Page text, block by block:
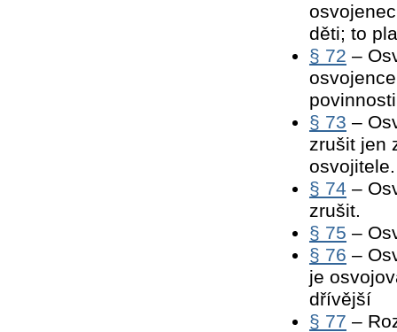
děti; to
§ 72 –
§ 73 –
zrušit jen
osvojitele.
§ 74 –
zrušit.
§ 75 –
§ 76 –
je
dřívější
§ 77 –